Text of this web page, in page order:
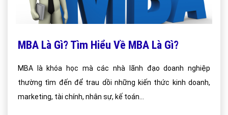
MBA Là Gì? Tìm Hiểu Về MBA Là Gì?
MBA là khóa học mà các nhà lãnh đạo doanh nghiệp
thường tìm đến để trau dồi những kiến thức kinh doanh,
marketing, tài chính, nhân sự, kế toán...